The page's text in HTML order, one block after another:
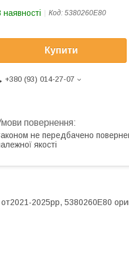
наявності Код: 5380260E80
Купити
+380 (93) 014-27-07
не передбачено
якості
2025рр, 5380260E80